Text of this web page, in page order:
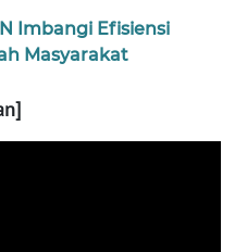
Imbangi Efisiensi
Masyarakat